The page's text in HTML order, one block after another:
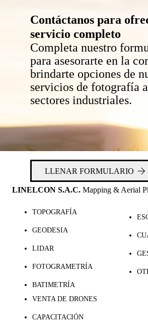
Contáctanos para
servicio completo
Completa nuestro
para asesorarte en la
brindarte opciones de
servicios de fotografía
sectores industriales.
LLENAR FORMULARIO
LINELCON S.A.C. Mapping & Aerial
TOPOGRAFÍA
GEODESIA
LIDAR
FOTOGRAMETRÍA
BATIMETRÍA
VENTA DE DRONES
CAPACITACIÓN